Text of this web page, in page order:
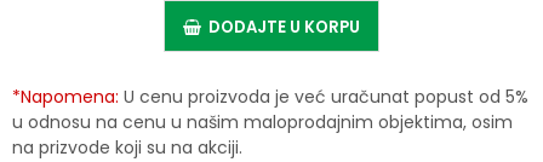
DODAJTE U KORPU
*Napomena: U cenu proizvoda je već uračunat popust od 5%
u odnosu na cenu u našim maloprodajnim objektima, osim
na prizvode koji su na akciji.